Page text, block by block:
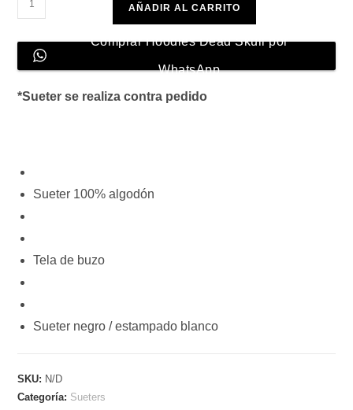
Dead
Skull
cantidad
AÑADIR AL CARRITO
Comprar Hoodies Dead Skull por
WhatsApp
*Sueter se realiza contra pedido
Sueter 100% algodón
Tela de buzo
Sueter negro / estampado blanco
SKU: N/D
Categoría: Sueters